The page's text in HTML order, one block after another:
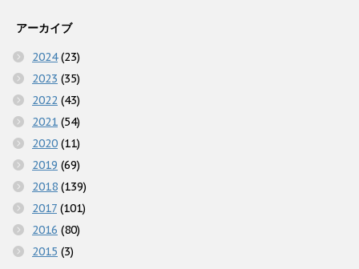
アーカイブ
2024(23)
2023 (35)
2022 (43)
2021 (54)
2020 (11)
2019 (69)
2018 (139)
2017 (101)
2016 (80)
2015 (3)